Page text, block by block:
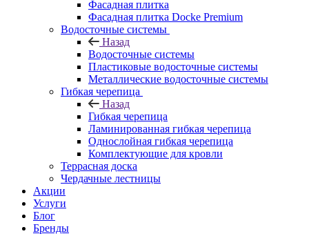
Фасадная плитка
Фасадная плитка Docke Premium
Водосточные системы
Назад
Водосточные системы
Пластиковые водосточные системы
Металлические водосточные системы
Гибкая черепица
Назад
Гибкая черепица
Ламинированная гибкая черепица
Однослойная гибкая черепица
Комплектующие для кровли
Террасная доска
Чердачные лестницы
Акции
Услуги
Блог
Бренды